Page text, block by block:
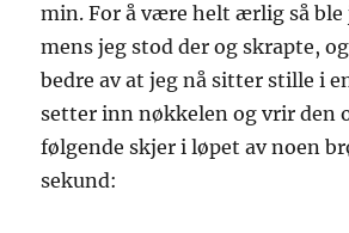
min. For å være helt ærlig så
mens jeg stod der og skrapte,
bedre av at jeg nå sitter stille i
setter inn nøkkelen og vrir den
følgende skjer i løpet av noen
sekund: